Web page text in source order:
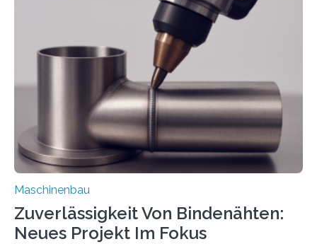
der Benutzer vorgeben und erhält so mehr Kontrolle
über die Positionierung der Bauteile. Die ebenfalls neue
Automatisierungsschnittstelle dient dazu, die Software
besser in spezifische Unternehmensprozesse
einzubinden. Sankt Augustin – Zur Messe FACHPACK
vom 23. bis 25. September in Nürnberg…
Maschinenbau
Zuverlässigkeit Von Bindenähten:
Neues Projekt Im Fokus